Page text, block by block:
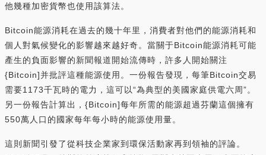
他幾種加密貨幣也使用該算法。
Bitcoin能源消耗在過去的幾十年里，消費者對他們的能源消耗和
個人對氣候變化的影響越來越好奇。當關于Bitcoin能源消耗可能
產生的負面影響的新聞報道開始流傳時，許多人開始關注
{Bitcoin]并批評這種能源使用。一份報告發現，每筆Bitcoin交易
需要1173千瓦時的電力，這可以“為典型的美國家庭供電六周”。
另一份報告計算出，{Bitcoin]每年所需的能源超過芬蘭這個擁有
550萬人口的國家每年每小時的能源使用量。
這則新聞引發了從科技企業家到環保活動家再到領袖的評論。